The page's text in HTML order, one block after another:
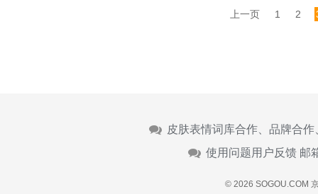
上一页 1 2
皮肤表情词库合作、品牌合
使用问题用户反馈 邮
© 2026 SOGOU.COM